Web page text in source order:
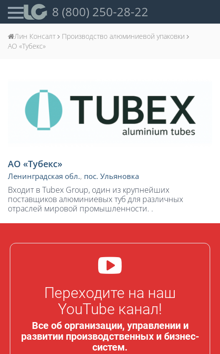
8 (800) 250-28-22
Лин Консалт
Производство алюминиевой упаковки
АО «Тубекс»
АО «Тубекс»
Ленинградская обл., пос. Ульяновка
Входит в Tubex Group, один из крупнейших
поставщиков алюминиевых туб для различных
отраслей мировой промышленности. .
Переходите на наш
YouTube канал!
Все об организации, управлении и
развитии производственных и бизнес-
систем.